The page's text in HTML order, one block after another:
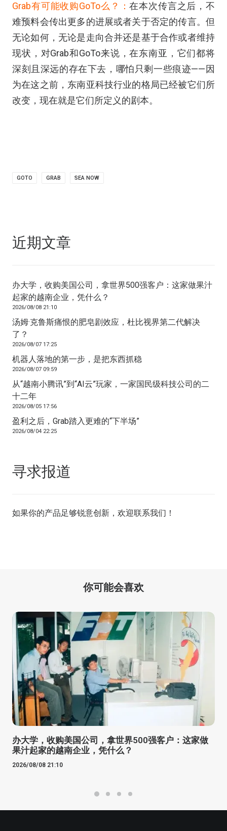
Grab有可能收购GoTo么？：在本次传言之后，不
难预料会传出更多的进展或者关于否定的传言。但
无论如何，无论是走向合并还是基于合作或者维持
现状，对Grab和GoTo来说，在东南亚，它们都将
深刻且深远的存在下去，哪怕只剩一些痕迹—— 因
为在这之前，东南亚科技行业的格局已经被它们所
改变，现在就是它们所定义的剧本。
GOTO GRAB SEA NOW
近期文章
办大学，收购美国公司，拿世界500强客户：这家做果汁
起家的越南企业，凭什么？
2026/08/08 21:10
汤姆·克鲁斯痛恨的肥皂剧效应，杜比视界第二代解决
了？
2026/08/07 17:25
机器人落地的第一步，是把东西抓稳
2026/08/07 09:59
从“越南小腾讯”到“AI云”玩家，一家国民级科技公司的二
十二年
2026/08/05 17:56
盈利之后，Grab踏入更难的“下半场”
2026/08/04 22:25
寻求报道
如果你的产品足够锐意创新，欢迎联系我们 ！
你可能会喜欢
办大学，收购美国公司，拿世界500强客户：这家做
果汁起家的越南企业，凭什么？
2026/08/08 21:10